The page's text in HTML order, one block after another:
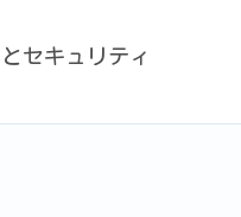
セキュリティ